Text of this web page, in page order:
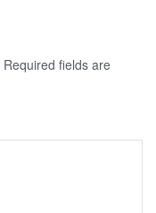
Required fields are